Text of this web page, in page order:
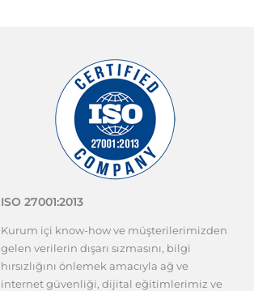
ISO 27001:2013
Kurum içi know-how ve müşterilerimizden
gelen verilerin dışarı sızmasını, bilgi
hırsızlığını önlemek amacıyla ağ ve
internet güvenliği, dijital eğitimlerimiz ve